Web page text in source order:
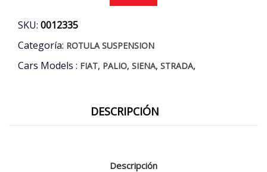
SKU: 0012335
Categoría: ROTULA SUSPENSION
Cars Models : FIAT, PALIO, SIENA, STRADA,
DESCRIPCIÓN
Descripción